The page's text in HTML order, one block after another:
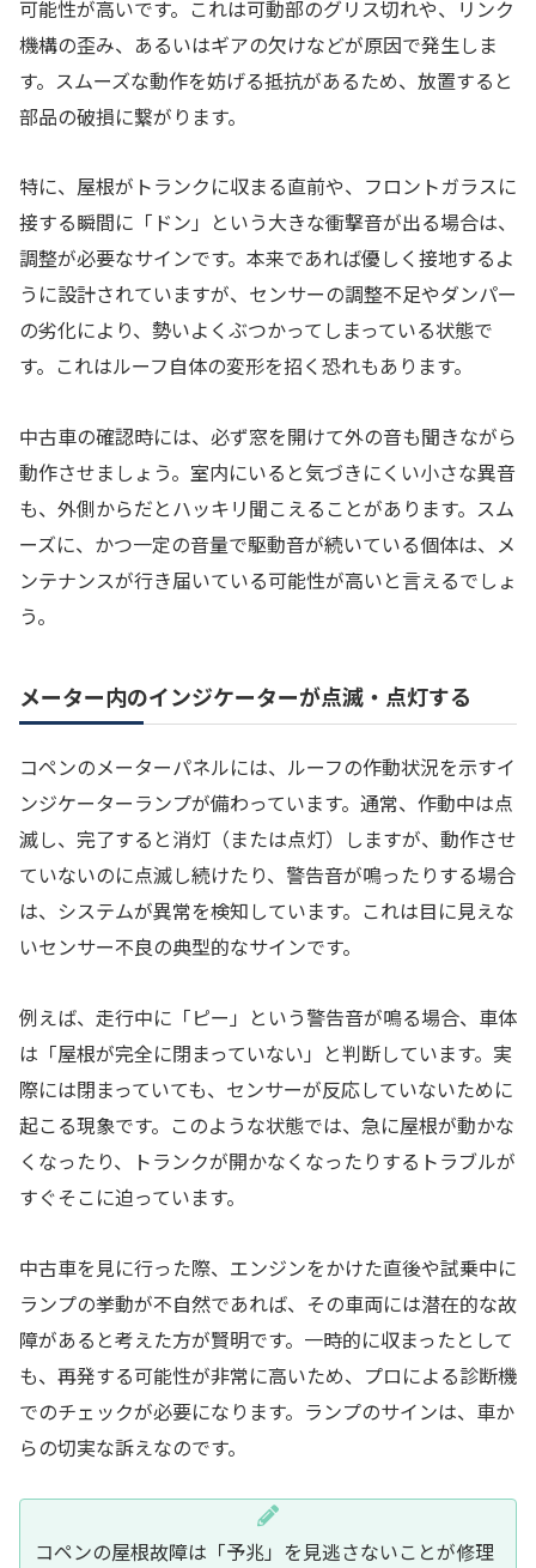
可能性が高いです。これは可動部のグリス切れや、リンク
機構の歪み、あるいはギアの欠けなどが原因で発生しま
す。スムーズな動作を妨げる抵抗があるため、放置すると
部品の破損に繋がります。
特に、屋根がトランクに収まる直前や、フロントガラスに
接する瞬間に「ドン」という大きな衝撃音が出る場合は、
調整が必要なサインです。本来であれば優しく接地するよ
うに設計されていますが、センサーの調整不足やダンパー
の劣化により、勢いよくぶつかってしまっている状態で
す。これはルーフ自体の変形を招く恐れもあります。
中古車の確認時には、必ず窓を開けて外の音も聞きながら
動作させましょう。室内にいると気づきにくい小さな異音
も、外側からだとハッキリ聞こえることがあります。スム
ーズに、かつ一定の音量で駆動音が続いている個体は、メ
ンテナンスが行き届いている可能性が高いと言えるでしょ
う。
メーター内のインジケーターが点滅・点灯する
コペンのメーターパネルには、ルーフの作動状況を示すイ
ンジケーターランプが備わっています。通常、作動中は点
滅し、完了すると消灯（または点灯）しますが、動作させ
ていないのに点滅し続けたり、警告音が鳴ったりする場合
は、システムが異常を検知しています。これは目に見えな
いセンサー不良の典型的なサインです。
例えば、走行中に「ピー」という警告音が鳴る場合、車体
は「屋根が完全に閉まっていない」と判断しています。実
際には閉まっていても、センサーが反応していないために
起こる現象です。このような状態では、急に屋根が動かな
くなったり、トランクが開かなくなったりするトラブルが
すぐそこに迫っています。
中古車を見に行った際、エンジンをかけた直後や試乗中に
ランプの挙動が不自然であれば、その車両には潜在的な故
障があると考えた方が賢明です。一時的に収まったとして
も、再発する可能性が非常に高いため、プロによる診断機
でのチェックが必要になります。ランプのサインは、車か
らの切実な訴えなのです。
コペンの屋根故障は「予兆」を見逃さないことが修理